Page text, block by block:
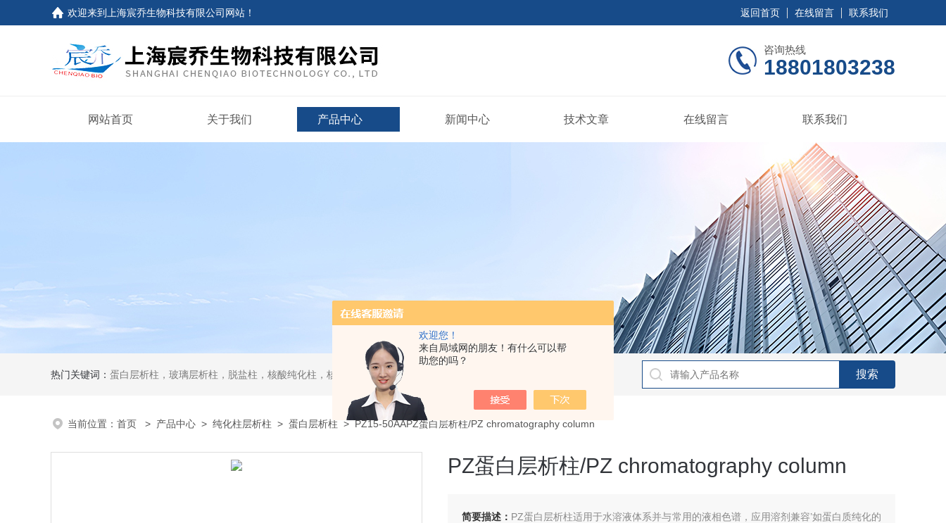
欢迎您！
来自局域网的朋友！有什么可以帮
助您的吗？
欢迎来到上海宸乔生物科技有限公司网站！ 返回首页 在线留言 联系我们
咨询热线
18801803238
网站首页 关于我们 产品中心 新闻中心 技术文章 在线留言 联系我们
热门关键词： 蛋白层析柱，玻璃层析柱，脱盐柱，核酸纯化柱，核酸分离柱，DAC制备柱，分子筛空柱，装柱机
当前位置： 首页 > 产品中心 > 纯化柱层析柱 > 蛋白层析柱 > PZ15-50AAPZ蛋白层析柱/PZ chromatography column
PZ蛋白层析柱/PZ chromatography column
简要描述： PZ蛋白层析柱适用于水溶液体系并与常用的液相色谱，应用溶剂兼容’如蛋白质纯化的